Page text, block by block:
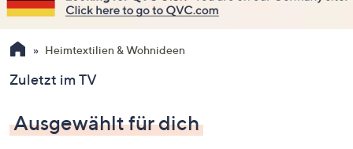
sind,
verwenden
Sie
Pfeiltasten
oben
und
Heimtextilien & Wohnideen
Zuletzt im TV
Ausgewählt für dich